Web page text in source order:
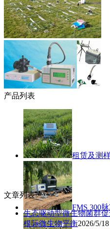
产品列表
租赁及测
FMS 300
文章列表
生态驱动型微生物菌群
根际微生物平衡2026/5/18